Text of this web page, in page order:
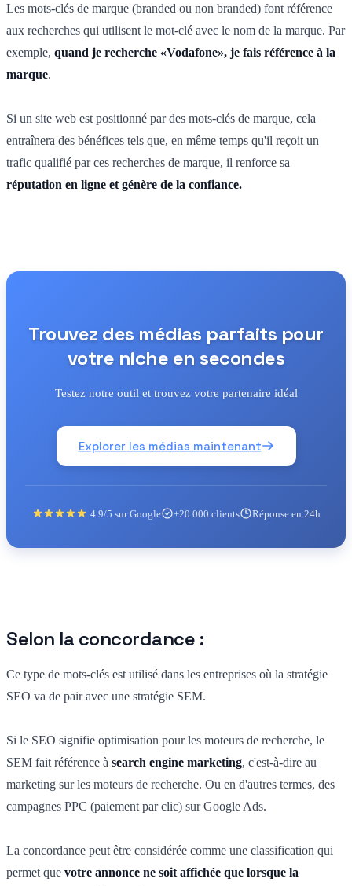
Les mots-clés de marque (branded ou non branded) font référence
aux recherches qui utilisent le mot-clé avec le nom de la marque. Par
exemple, quand je recherche «Vodafone», je fais référence à la
marque.
Si un site web est positionné par des mots-clés de marque, cela
entraînera des bénéfices tels que, en même temps qu'il reçoit un
trafic qualifié par ces recherches de marque, il renforce sa
réputation en ligne et génère de la confiance.
Trouvez des médias parfaits pour
votre niche en secondes
Testez notre outil et trouvez votre partenaire idéal
Explorer les médias maintenant
4.9/5 sur Google +20 000 clients Réponse en 24h
Selon la concordance :
Ce type de mots-clés est utilisé dans les entreprises où la stratégie
SEO va de pair avec une stratégie SEM.
Si le SEO signifie optimisation pour les moteurs de recherche, le
SEM fait référence à search engine marketing, c'est-à-dire au
marketing sur les moteurs de recherche. Ou en d'autres termes, des
campagnes PPC (paiement par clic) sur Google Ads.
La concordance peut être considérée comme une classification qui
permet que votre annonce ne soit affichée que lorsque la